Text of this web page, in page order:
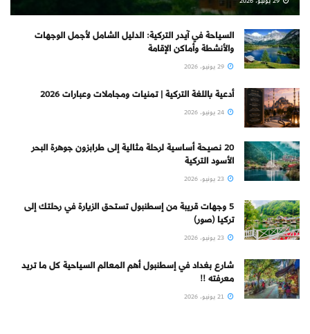
السياحة في آيدر التركية: الدليل الشامل لأجمل الوجهات
والأنشطة وأماكن الإقامة
أدعية باللغة التركية | تمنيات ومجاملات وعبارات 2026
20 نصيحة أساسية لرحلة مثالية إلى طرابزون جوهرة البحر
الأسود التركية
5 وجهات قريبة من إسطنبول تستحق الزيارة في رحلتك إلى
تركيا (صور)
شارع بغداد في إسطنبول أهم المعالم السياحية كل ما تريد
معرفته !!